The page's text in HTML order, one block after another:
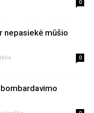
0
nepasiekė mūšio
0